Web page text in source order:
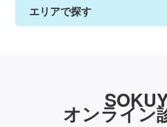
エリアで探す
オンライン